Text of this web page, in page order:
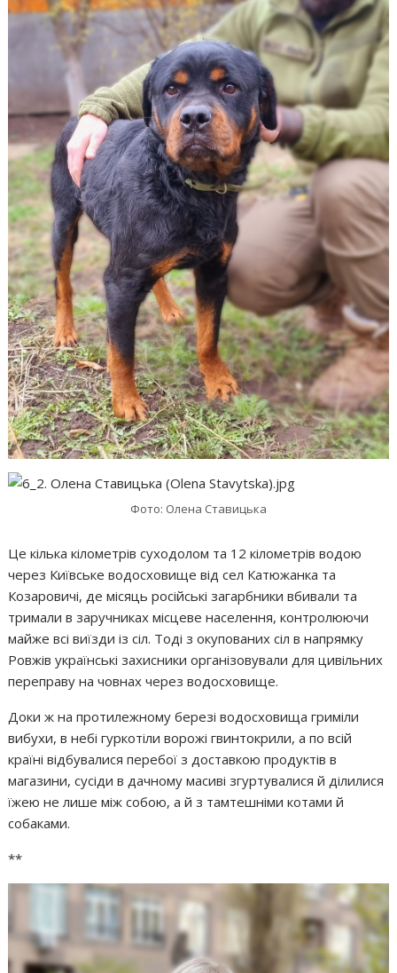
Фото: Олена Ставицька
Це кілька кілометрів суходолом та 12 кілометрів водою
через Київське водосховище від сел Катюжанка та
Козаровичі, де місяць російські загарбники вбивали та
тримали в заручниках місцеве населення, контролюючи
майже всі виїзди із сіл. Тоді з окупованих сіл в напрямку
Ровжів українські захисники організовували для цивільних
переправу на човнах через водосховище.
Доки ж на протилежному березі водосховища гриміли
вибухи, в небі гуркотіли ворожі гвинтокрили, а по всій
країні відбувалися перебої з доставкою продуктів в
магазини, сусіди в дачному масиві згуртувалися й ділилися
їжею не лише між собою, а й з тамтешніми котами й
собаками.
**